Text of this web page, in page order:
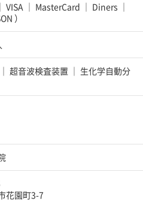
VISA MasterCard
Diners
）
超音波検査装置
生化学自動分
花園町3-7